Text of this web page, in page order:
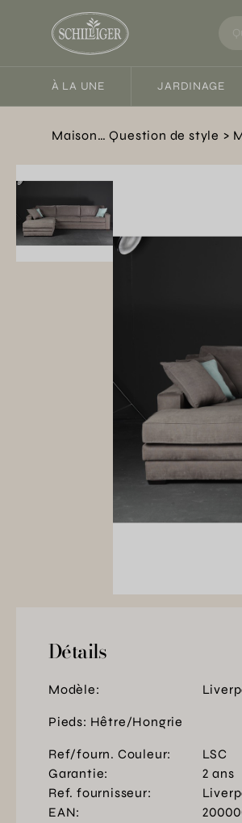
À LA UNE JARDINAGE
Maison… Question de style
Détails
Modèle:
Pieds: Hêtre/Hongrie
Ref/fourn. Couleur:
LSC
Garantie:
2 ans
Ref. fournisseur:
EAN: